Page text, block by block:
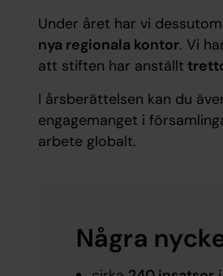
Under året har vi
nya regionala kontor. Vi
att stiften har anställt
I årsberättelsen kan du
engagemanget i
arbete globalt.
Några